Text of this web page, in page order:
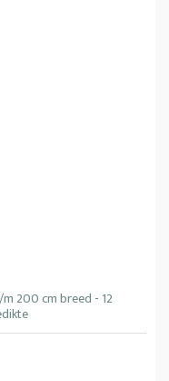
200 cm breed - 12